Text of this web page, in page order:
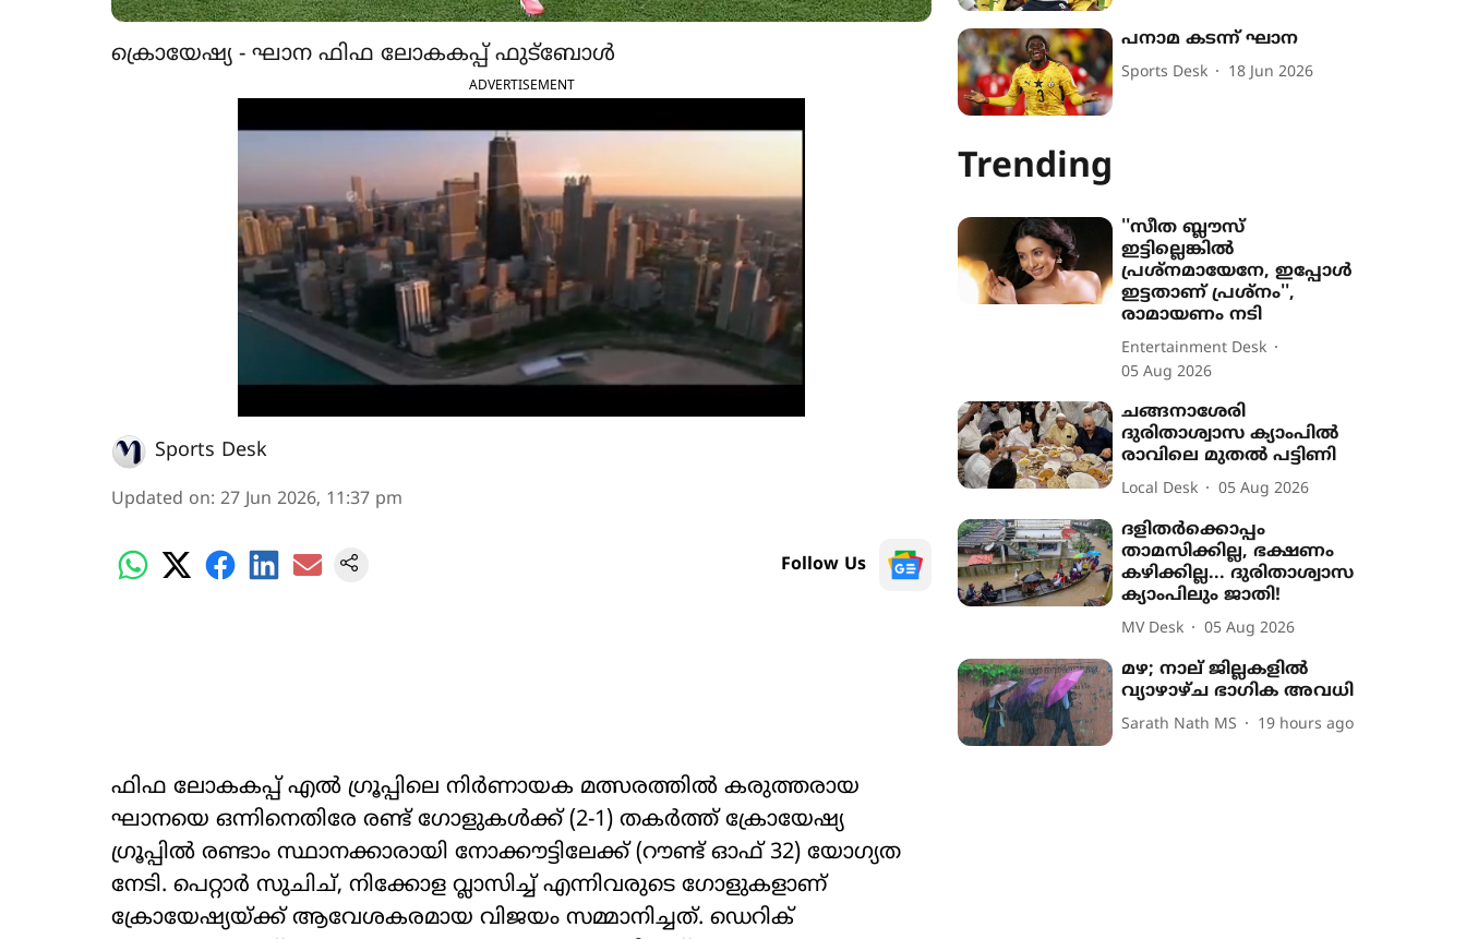
ക്രൊയേഷ്യ - ഘാന ഫിഫ ലോകകപ്പ് ഫുട്ബോൾ
ADVERTISEMENT
Sports Desk
Updated on: 27 Jun 2026, 11:37 pm
Follow Us
ഫിഫ ലോകകപ്പ് എൽ ഗ്രൂപ്പിലെ നിർണായക മത്സരത്തിൽ കരുത്തരായ
ഘാനയെ ഒന്നിനെതിരേ രണ്ട് ഗോളുകൾക്ക് (2-1) തകർത്ത് ക്രോയേഷ്യ
ഗ്രൂപ്പിൽ രണ്ടാം സ്ഥാനക്കാരായി നോക്കൗട്ടിലേക്ക് (റൗണ്ട് ഓഫ് 32) യോഗ്യത
നേടി. പെറ്റാർ സുചിച്, നിക്കോള വ്ലാസിച്ച് എന്നിവരുടെ ഗോളുകളാണ്
ക്രോയേഷ്യയ്ക്ക് ആവേശകരമായ വിജയം സമ്മാനിച്ചത്. ഡെറിക്
പനാമ കടന്ന് ഘാന
Sports Desk 18 Jun 2026
Trending
''സീത ബ്ലൗസ്
ഇട്ടില്ലെങ്കിൽ
പ്രശ്നമായേനേ, ഇപ്പോൾ
ഇട്ടതാണ് പ്രശ്നം'',
രാമായണം നടി
Entertainment Desk
05 Aug 2026
ചങ്ങനാശേരി
ദുരിതാശ്വാസ ക്യാംപിൽ
രാവിലെ മുതൽ പട്ടിണി
Local Desk 05 Aug 2026
ദളിതർക്കൊപ്പം
താമസിക്കില്ല, ഭക്ഷണം
കഴിക്കില്ല... ദുരിതാശ്വാസ
ക്യാംപിലും ജാതി!
MV Desk 05 Aug 2026
മഴ; നാല് ജില്ലകളിൽ
വ്യാഴാഴ്ച ഭാഗിക അവധി
Sarath Nath MS 19 hours ago